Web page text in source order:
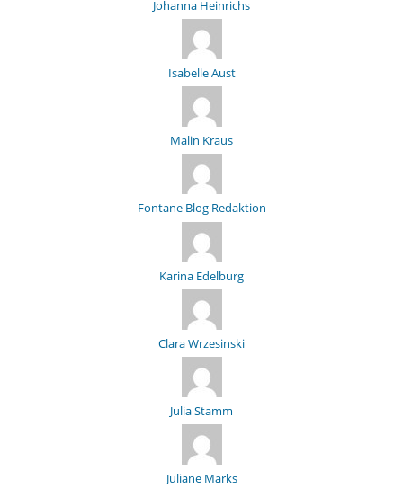
Johanna Heinrichs
Isabelle Aust
Malin Kraus
Fontane Blog Redaktion
Karina Edelburg
Clara Wrzesinski
Julia Stamm
Juliane Marks